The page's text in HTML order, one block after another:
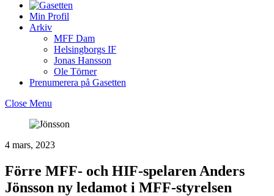
Min Profil
Arkiv
MFF Dam
Helsingborgs IF
Jonas Hansson
Ole Törner
Prenumerera på Gasetten
Close Menu
4 mars, 2023
Förre MFF- och HIF-spelaren Anders
Jönsson ny ledamot i MFF-styrelsen